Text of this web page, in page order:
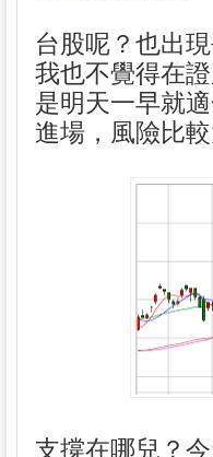
台股呢？也出
我也不覺得在
是明天一早就
進場，風險比較
支撐在哪兒？